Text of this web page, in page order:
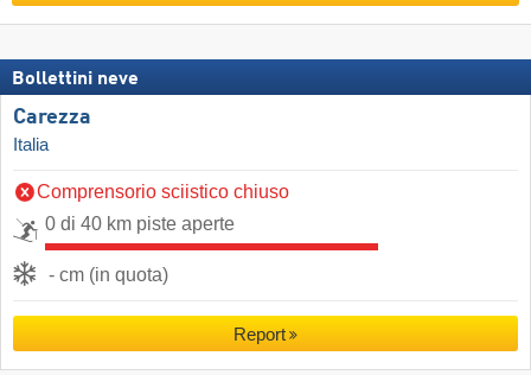
Bollettini neve
Carezza
Italia
Comprensorio sciistico chiuso
0 di 40 km piste aperte
- cm (in quota)
Report